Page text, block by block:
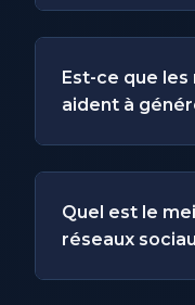
Est-ce que les
aident à
Quel est le
réseaux